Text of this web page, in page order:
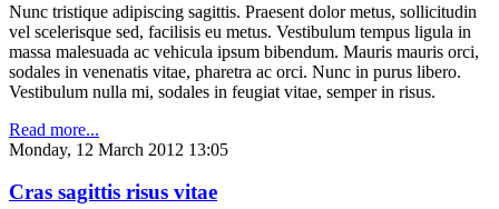
Nunc tristique adipiscing sagittis. Praesent dolor metus, sollicitudin
vel scelerisque sed, facilisis eu metus. Vestibulum tempus ligula in
massa malesuada ac vehicula ipsum bibendum. Mauris mauris orci,
sodales in venenatis vitae, pharetra ac orci. Nunc in purus libero.
Vestibulum nulla mi, sodales in feugiat vitae, semper in risus.
Read more...
Monday, 12 March 2012 13:05
Cras sagittis risus vitae